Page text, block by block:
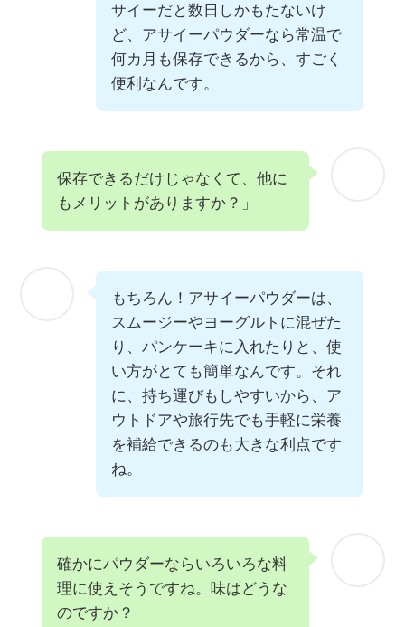
サイーだと数日しかもたないけ
ど、アサイーパウダーなら常温で
何カ月も保存できるから、すごく
便利なんです。
保存できるだけじゃなくて、他に
もメリットがありますか？」
もちろん！アサイーパウダーは、
スムージーやヨーグルトに混ぜた
り、パンケーキに入れたりと、使
い方がとても簡単なんです。それ
に、持ち運びもしやすいから、ア
ウトドアや旅行先でも手軽に栄養
を補給できるのも大きな利点です
ね。
確かにパウダーならいろいろな料
理に使えそうですね。味はどうな
のですか？